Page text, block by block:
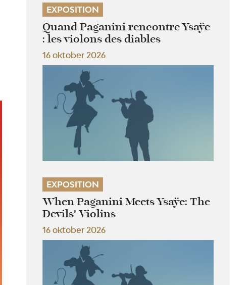
EXPOSITION
Quand Paganini rencontre Ysaÿe
: les violons des diables
16 oktober 2026
EXPOSITION
When Paganini Meets Ysaÿe: The
Devils’ Violins
16 oktober 2026